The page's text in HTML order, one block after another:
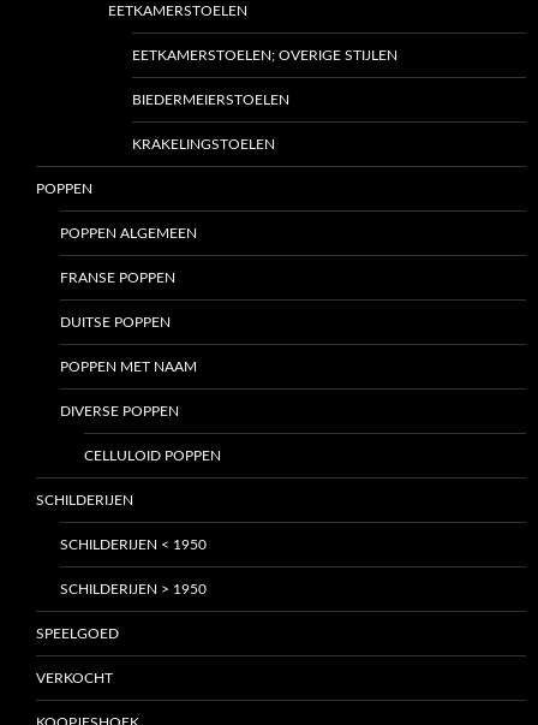
EETKAMERSTOELEN
EETKAMERSTOELEN; OVERIGE STIJLEN
BIEDERMEIERSTOELEN
KRAKELINGSTOELEN
POPPEN
POPPEN ALGEMEEN
FRANSE POPPEN
DUITSE POPPEN
POPPEN MET NAAM
DIVERSE POPPEN
CELLULOID POPPEN
SCHILDERIJEN
SCHILDERIJEN < 1950
SCHILDERIJEN > 1950
SPEELGOED
VERKOCHT